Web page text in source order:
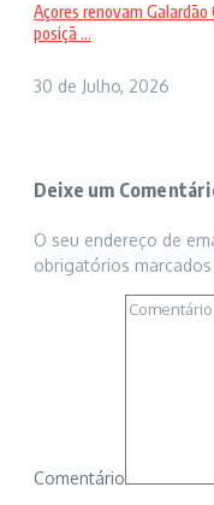
Açores renovam
posiçã ...
30 de Julho, 2026
Deixe um
O seu endereço de
obrigatórios
Comentário